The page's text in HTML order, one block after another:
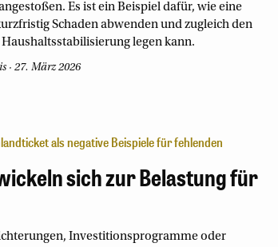
Es ist ein Beispiel dafür, wie eine
Schaden abwenden und zugleich den
legen kann.
27. März 2026
als negative Beispiele für fehlenden
sich zur Belastung für
Investitionsprogramme oder